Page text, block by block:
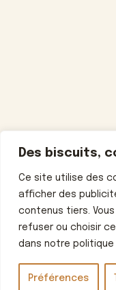
Des biscuits,
Ce site utilise des
afficher des
contenus tiers.
refuser ou choisir
dans notre
Préférences